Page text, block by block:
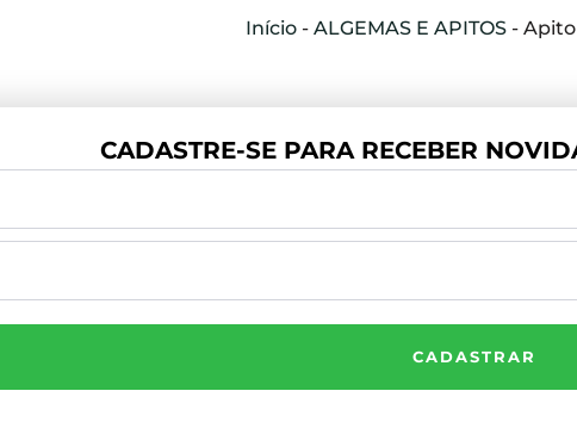
Início- ALGEMAS E APITOS-
CADASTRE-SE PARA RECEBER
CADASTRAR